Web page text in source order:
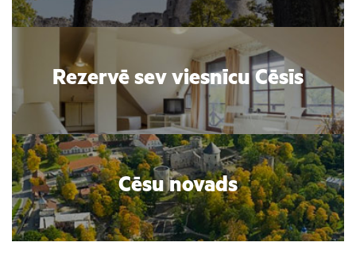
Rezervē sev viesnīcu Cēsīs
Cēsu novads